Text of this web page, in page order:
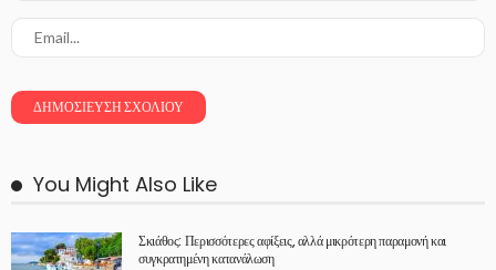
You Might Also Like
Σκιάθος: Περισσότερες αφίξεις, αλλά μικρότερη παραμονή και
συγκρατημένη κατανάλωση